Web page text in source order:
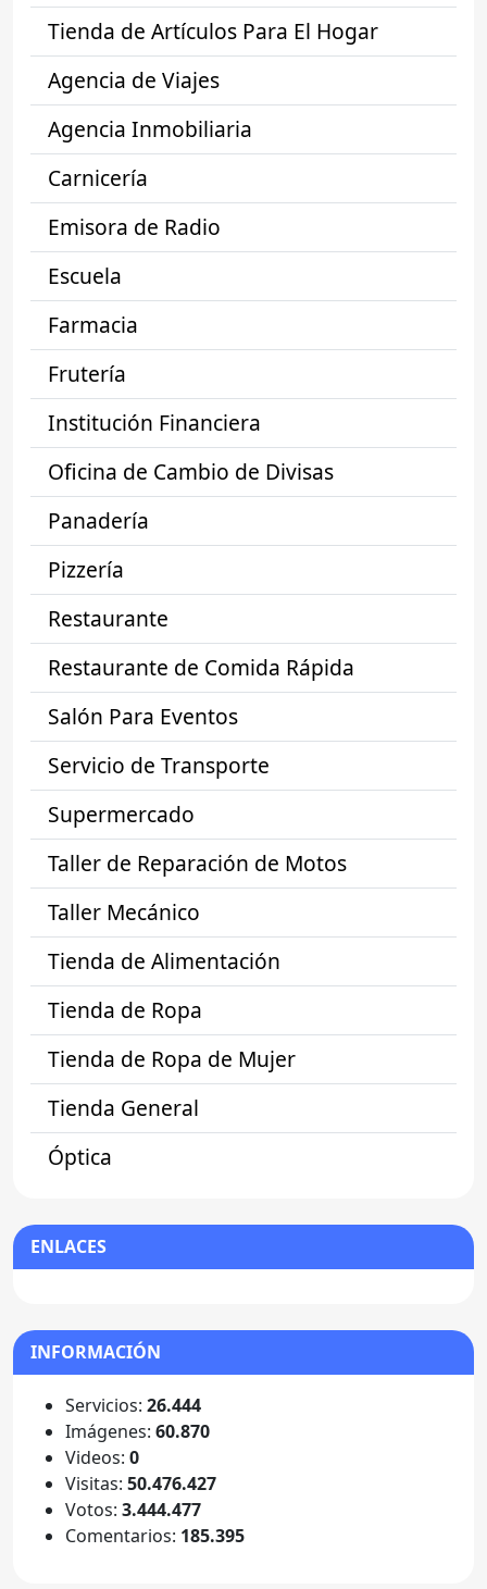
Tienda de Artículos Para El Hogar
Agencia de Viajes
Agencia Inmobiliaria
Carnicería
Emisora de Radio
Escuela
Farmacia
Frutería
Institución Financiera
Oficina de Cambio de Divisas
Panadería
Pizzería
Restaurante
Restaurante de Comida Rápida
Salón Para Eventos
Servicio de Transporte
Supermercado
Taller de Reparación de Motos
Taller Mecánico
Tienda de Alimentación
Tienda de Ropa
Tienda de Ropa de Mujer
Tienda General
Óptica
ENLACES
INFORMACIÓN
Servicios: 26.444
Imágenes: 60.870
Videos: 0
Visitas: 50.476.427
Votos: 3.444.477
Comentarios: 185.395